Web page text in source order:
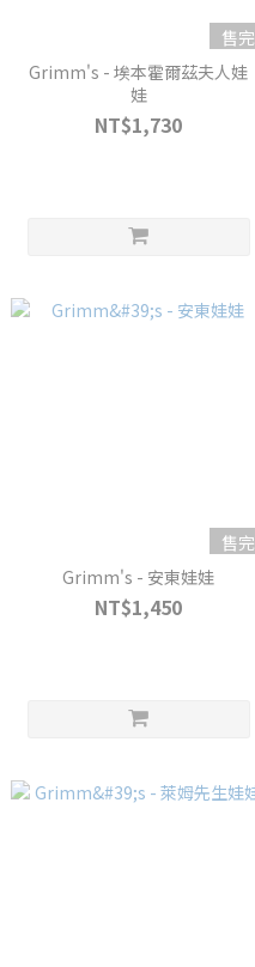
售完
Grimm's - 埃本霍爾茲夫人娃
娃
NT$1,730
售完
Grimm's - 安東娃娃
NT$1,450